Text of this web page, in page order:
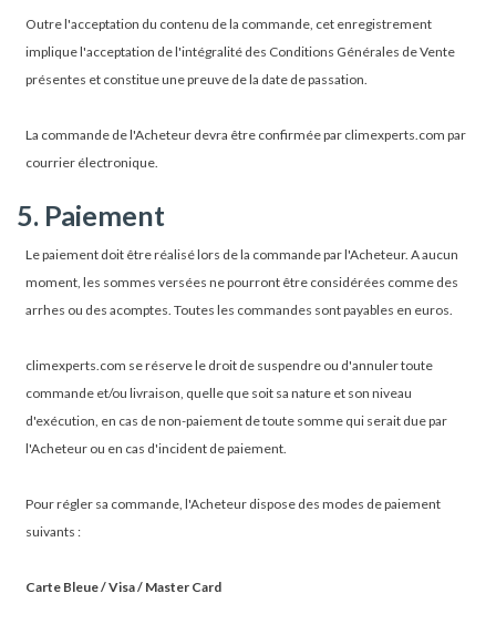
Outre l'acceptation du contenu de la commande, cet enregistrement
implique l'acceptation de l'intégralité des Conditions Générales de Vente
présentes et constitue une preuve de la date de passation.
La commande de l'Acheteur devra être confirmée par climexperts.com par
courrier électronique.
5. Paiement
Le paiement doit être réalisé lors de la commande par l'Acheteur. A aucun
moment, les sommes versées ne pourront être considérées comme des
arrhes ou des acomptes. Toutes les commandes sont payables en euros.
climexperts.com se réserve le droit de suspendre ou d'annuler toute
commande et/ou livraison, quelle que soit sa nature et son niveau
d'exécution, en cas de non-paiement de toute somme qui serait due par
l'Acheteur ou en cas d'incident de paiement.
Pour régler sa commande, l'Acheteur dispose des modes de paiement
suivants :
Carte Bleue / Visa / Master Card